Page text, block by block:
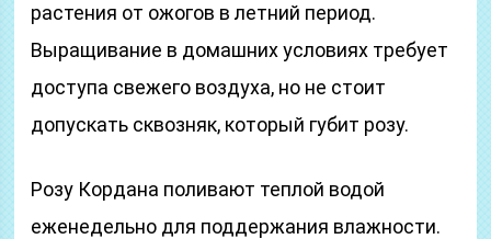
растения от ожогов в летний период.
Выращивание в домашних условиях требует
доступа свежего воздуха, но не стоит
допускать сквозняк, который губит розу.
Розу Кордана поливают теплой водой
еженедельно для поддержания влажности.